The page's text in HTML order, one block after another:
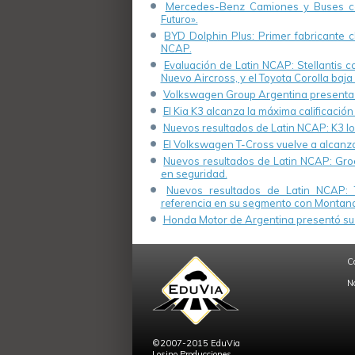
Mercedes-Benz Camiones y Buses
Futuro».
BYD Dolphin Plus: Primer fabricante
NCAP.
Evaluación de Latin NCAP: Stellantis
Nuevo Aircross, y el Toyota Corolla
Volkswagen Group Argentina
El Kia K3 alcanza la máxima
Nuevos resultados de Latin NCAP: K3
El Volkswagen T-Cross vuelve a
Nuevos resultados de Latin NCAP:
en seguridad.
Nuevos resultados de Latin
referencia en su segmento con
Honda Motor de Argentina presentó
©2007-2015 EduVia